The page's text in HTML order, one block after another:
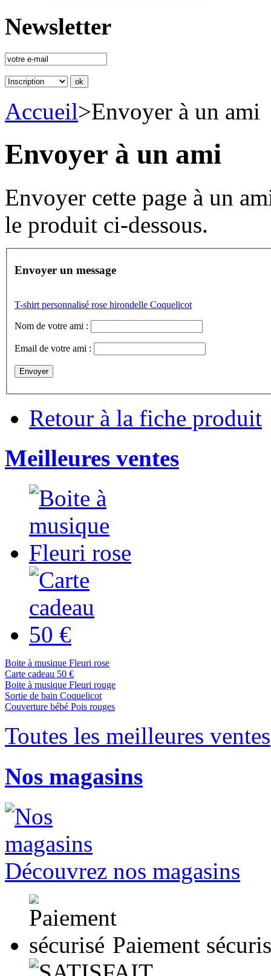
Newsletter
Accueil>Envoyer à un ami
Envoyer à un ami
Envoyer cette page à un
le produit ci-dessous.
Envoyer un message
T-shirt personnalisé rose hirondelle Coquelicot
Nom de votre ami :
Email de votre ami :
Retour à la fiche produit
Meilleures ventes
Boite à musique Fleuri rose
Carte cadeau 50 €
Boite à musique Fleuri rouge
Sortie de bain Coquelicot
Couverture bébé Pois rouges
Toutes les meilleures ventes
Nos magasins
Découvrez nos magasins
Paiement